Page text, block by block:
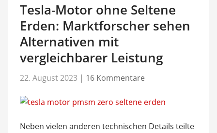
Tesla-Motor ohne Seltene
Erden: Marktforscher sehen
Alternativen mit
vergleichbarer Leistung
22. August 2023 | 16 Kommentare
Neben vielen anderen technischen Details teilte